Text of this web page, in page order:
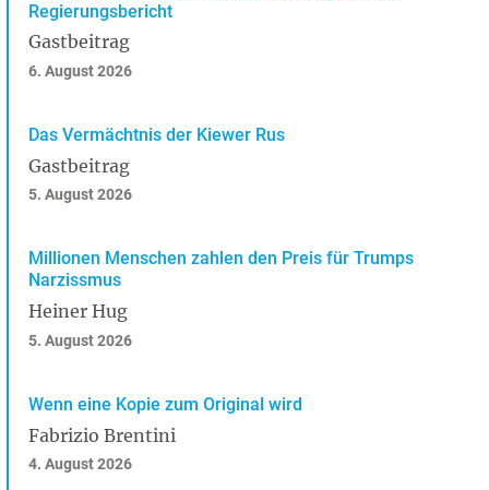
Regierungsbericht
Gastbeitrag
6. August 2026
Das Vermächtnis der Kiewer Rus
Gastbeitrag
5. August 2026
Millionen Menschen zahlen den Preis für Trumps
Narzissmus
Heiner Hug
5. August 2026
Wenn eine Kopie zum Original wird
Fabrizio Brentini
4. August 2026